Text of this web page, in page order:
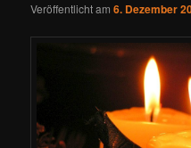
Veröffentlicht am6. Dezember